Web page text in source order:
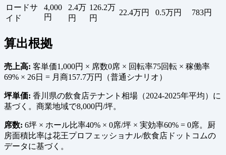
ロードサ
イド
4,000
円
2.4万
円
126.2万
円
22.4万円 0.5万円 783円
算出根拠
売上高: 客単価1,000円 × 席数0席 × 回転率75回転 × 稼働率
69% × 26日 = 月商157.7万円（普通シナリオ）
坪単価: 香川県の飲食店テナント相場（2024-2025年平均）に
基づく。商業地域で8,000円/坪。
席数: 6坪 × ホール比率40% × 0席/坪 × 実効率60% = 0席。厨
房面積比率は花王プロフェッショナル/飲食店ドットコムの
データに基づく。